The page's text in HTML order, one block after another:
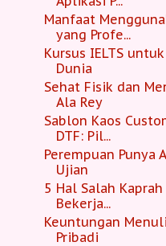
Manfaat
yang Profe...
Kursus IELTS
Dunia
Sehat Fisik dan
Ala Rey
Sablon Kaos
DTF: Pil...
Perempuan Punya
Ujian
5 Hal Salah
Bekerja...
Keuntungan
Pribadi